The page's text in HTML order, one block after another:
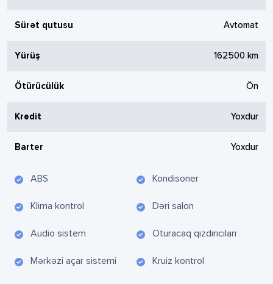
Sürət qutusu Avtomat
Yürüş 162500 km
Ötürücülük Ön
Kredit Yoxdur
Barter Yoxdur
ABS Kondisoner
Klima kontrol Dəri salon
Audio sistem Oturacaq qızdırıcıları
Mərkəzi açar sistemi Kruiz kontrol